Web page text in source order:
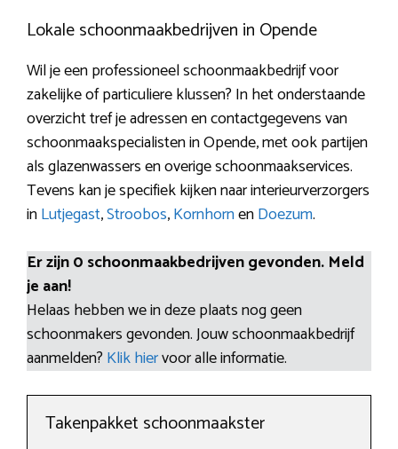
Lokale schoonmaakbedrijven in Opende
Wil je een professioneel schoonmaakbedrijf voor
zakelijke of particuliere klussen? In het onderstaande
overzicht tref je adressen en contactgegevens van
schoonmaakspecialisten in Opende, met ook partijen
als glazenwassers en overige schoonmaakservices.
Tevens kan je specifiek kijken naar interieurverzorgers
inLutjegast,Stroobos,KornhornenDoezum.
Er zijn 0 schoonmaakbedrijven gevonden. Meld
je aan!
Helaas hebben we in deze plaats nog geen
schoonmakers gevonden. Jouw schoonmaakbedrijf
aanmelden? Klik hiervoor alle informatie.
Takenpakket schoonmaakster